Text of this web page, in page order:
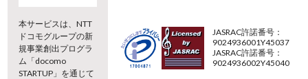
本サービスは、NTT
ドコモグループの新
規事業創出プログラ
ム「docomo
STARTUP」を通じて
JASRAC許諾番号：
9024936001Y45037
JASRAC許諾番号：
9024936002Y45040